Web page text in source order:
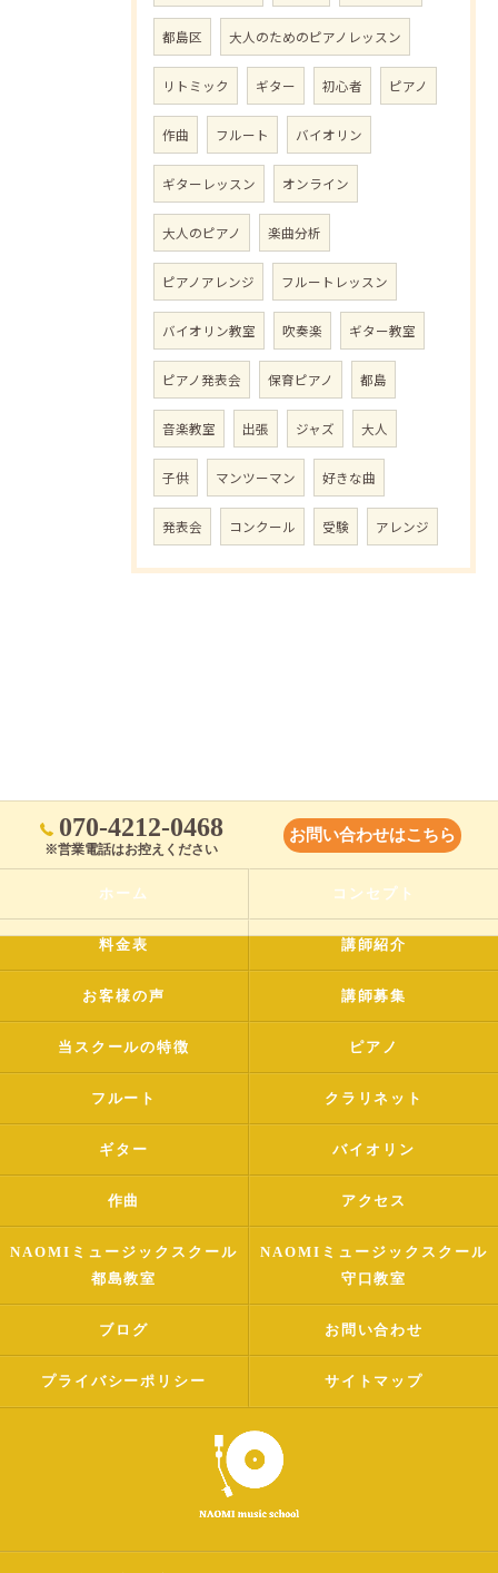
都島区 大人のためのピアノレッスン
リトミック ギター 初心者 ピアノ
作曲 フルート バイオリン
ギターレッスン オンライン
大人のピアノ 楽曲分析
ピアノアレンジ フルートレッスン
バイオリン教室 吹奏楽 ギター教室
ピアノ発表会 保育ピアノ 都島
音楽教室 出張 ジャズ 大人
子供 マンツーマン 好きな曲
発表会 コンクール 受験 アレンジ
070-4212-0468
※営業電話はお控えください
お問い合わせはこちら
ホーム コンセプト
料金表 講師紹介
お客様の声 講師募集
当スクールの特徴 ピアノ
フルート クラリネット
ギター バイオリン
作曲 アクセス
NAOMIミュージックスクール
都島教室
NAOMIミュージックスクール
守口教室
ブログ お問い合わせ
プライバシーポリシー サイトマップ